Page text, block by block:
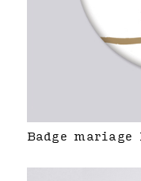
Badge mariage